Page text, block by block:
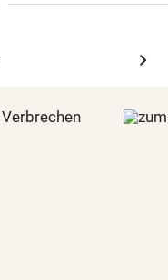
chevron_right